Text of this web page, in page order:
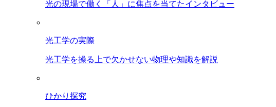
光の現場で働く「人」に焦点を当てたインタビュー
光工学の実際
光工学を操る上で欠かせない物理や知識を解説
ひかり探究